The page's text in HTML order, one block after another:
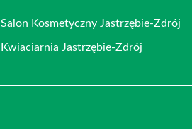
Salon Kosmetyczny Jastrzębie-Zdrój
Kwiaciarnia Jastrzębie-Zdrój